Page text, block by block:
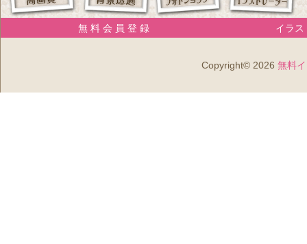
無 料 会 員 登 録 イラス
Copyright© 2026 無料